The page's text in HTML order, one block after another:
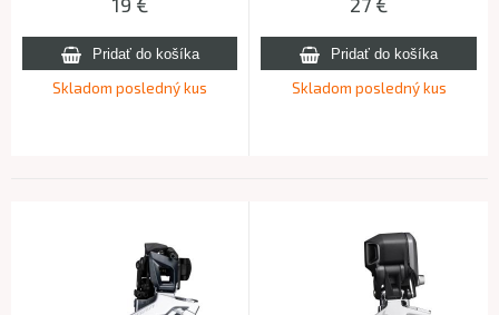
Skladom posledný kus Skladom posledný kus